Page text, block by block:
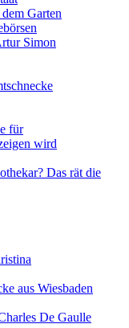
Garten
Simon
für
wird
Das rät die
aus Wiesbaden
De Gaulle